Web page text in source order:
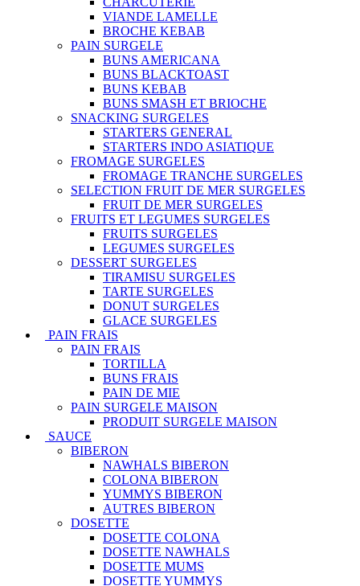
VIANDE LAMELLE
BROCHE KEBAB
PAIN SURGELE
BUNS AMERICANA
BUNS BLACKTOAST
BUNS KEBAB
BUNS SMASH ET BRIOCHE
SNACKING SURGELES
STARTERS GENERAL
STARTERS INDO ASIATIQUE
FROMAGE SURGELES
FROMAGE TRANCHE SURGELES
SELECTION FRUIT DE MER SURGELES
FRUIT DE MER SURGELES
FRUITS ET LEGUMES SURGELES
FRUITS SURGELES
LEGUMES SURGELES
DESSERT SURGELES
TIRAMISU SURGELES
TARTE SURGELES
DONUT SURGELES
GLACE SURGELES
PAIN FRAIS
PAIN FRAIS
TORTILLA
BUNS FRAIS
PAIN DE MIE
PAIN SURGELE MAISON
PRODUIT SURGELE MAISON
SAUCE
BIBERON
NAWHALS BIBERON
COLONA BIBERON
YUMMYS BIBERON
AUTRES BIBERON
DOSETTE
DOSETTE COLONA
DOSETTE NAWHALS
DOSETTE MUMS
DOSETTE YUMMYS